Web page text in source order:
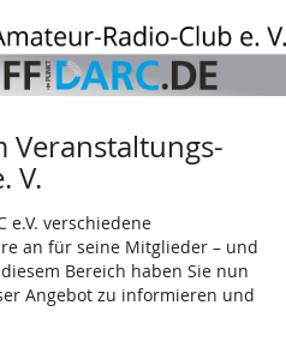
V.
e.V. verschiedene
an für seine Mitglieder – und
Bereich haben Sie nun
Angebot zu informieren und